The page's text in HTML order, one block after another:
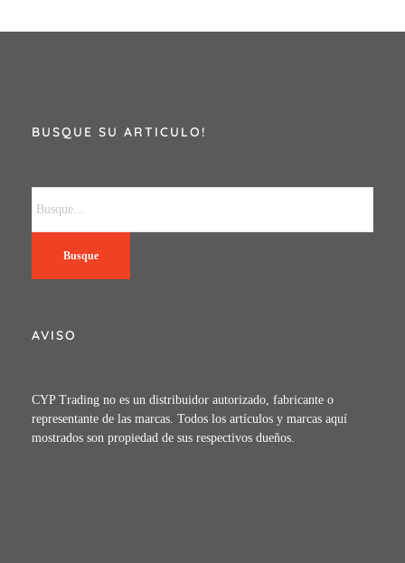
BUSQUE SU ARTICULO!
Busque
AVISO
CYP Trading no es un distribuidor autorizado, fabricante o
representante de las marcas. Todos los artículos y marcas aquí
mostrados son propiedad de sus respectivos dueños.